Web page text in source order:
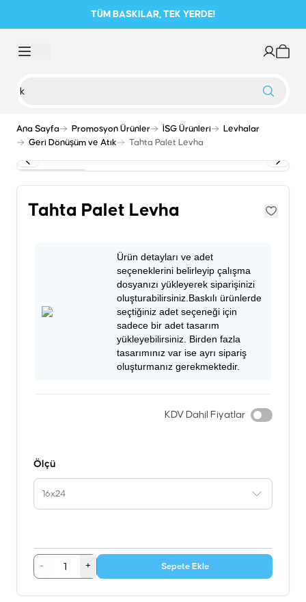
TÜM BASKILAR, TEK YERDE!
Ana Sayfa Promosyon Ürünler İSG Ürünleri
Levhalar
Geri Dönüşüm ve Atık
Tahta Palet Levha
Tahta Palet Levha
Ürün detayları ve adet
seçeneklerini belirleyip çalışma
dosyanızı yükleyerek siparişinizi
oluşturabilirsiniz.Baskılı ürünlerde
seçtiğiniz adet seçeneği için
sadece bir adet tasarım
yükleyebilirsiniz. Birden fazla
tasarımınız var ise ayrı sipariş
oluşturmanız gerekmektedir.
KDV Dahil Fiyatlar
Ölçü
16x24
- + Sepete Ekle